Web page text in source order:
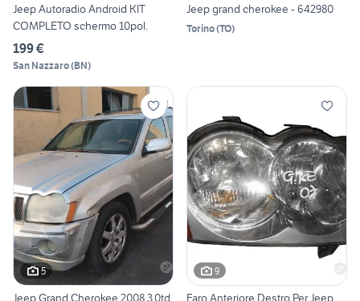
Jeep Autoradio Android KIT
COMPLETO schermo 10pol.
199 €
San Nazzaro(BN)
Jeep grand cherokee - 642980
Torino(TO)
5
Jeep Grand Cherokee 2008 3.0td
9
Faro Anteriore Destro Per Jeep